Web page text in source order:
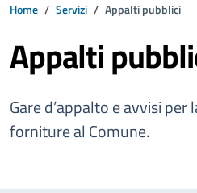
Home Servizi Appalti pubblici
Appalti
Gare d’appalto e avvisi per
forniture al Comune.